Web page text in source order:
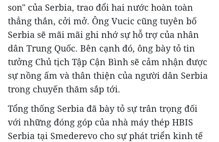
son" của Serbia, trao đổi hai nước hoàn toàn
thẳng thắn, cởi mở. Ông Vucic cũng tuyên bố
Serbia sẽ mãi mãi ghi nhớ sự hỗ trợ của nhân
dân Trung Quốc. Bên cạnh đó, ông bày tỏ tin
tưởng Chủ tịch Tập Cận Bình sẽ cảm nhận được
sự nồng ấm và thân thiện của người dân Serbia
trong chuyến thăm sắp tới.
Tổng thống Serbia đã bày tỏ sự trân trọng đối
với những đóng góp của nhà máy thép HBIS
Serbia tại Smederevo cho sự phát triển kinh tế